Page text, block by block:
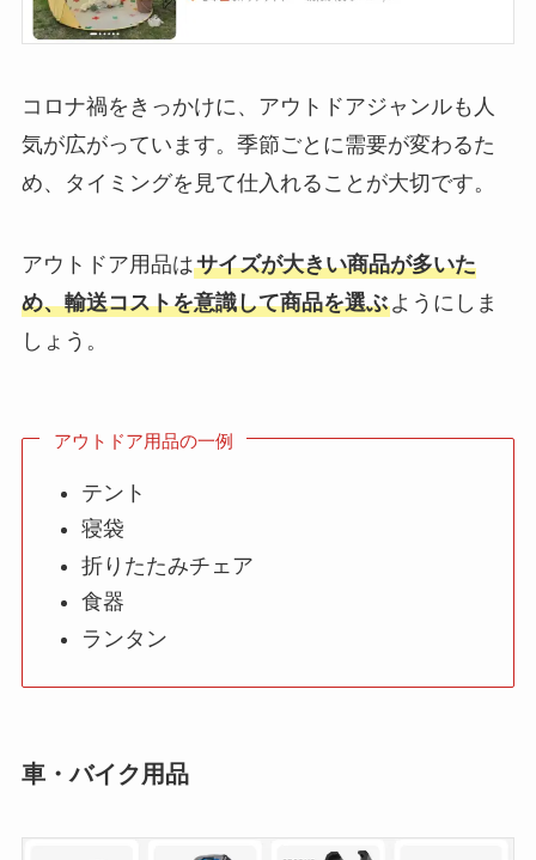
コロナ禍をきっかけに、アウトドアジャンルも人
気が広がっています。季節ごとに需要が変わるた
め、タイミングを見て仕入れることが大切です。
アウトドア用品はサイズが大きい商品が多いた
め、輸送コストを意識して商品を選ぶようにしま
しょう。
アウトドア用品の一例
テント
寝袋
折りたたみチェア
食器
ランタン
車・バイク用品